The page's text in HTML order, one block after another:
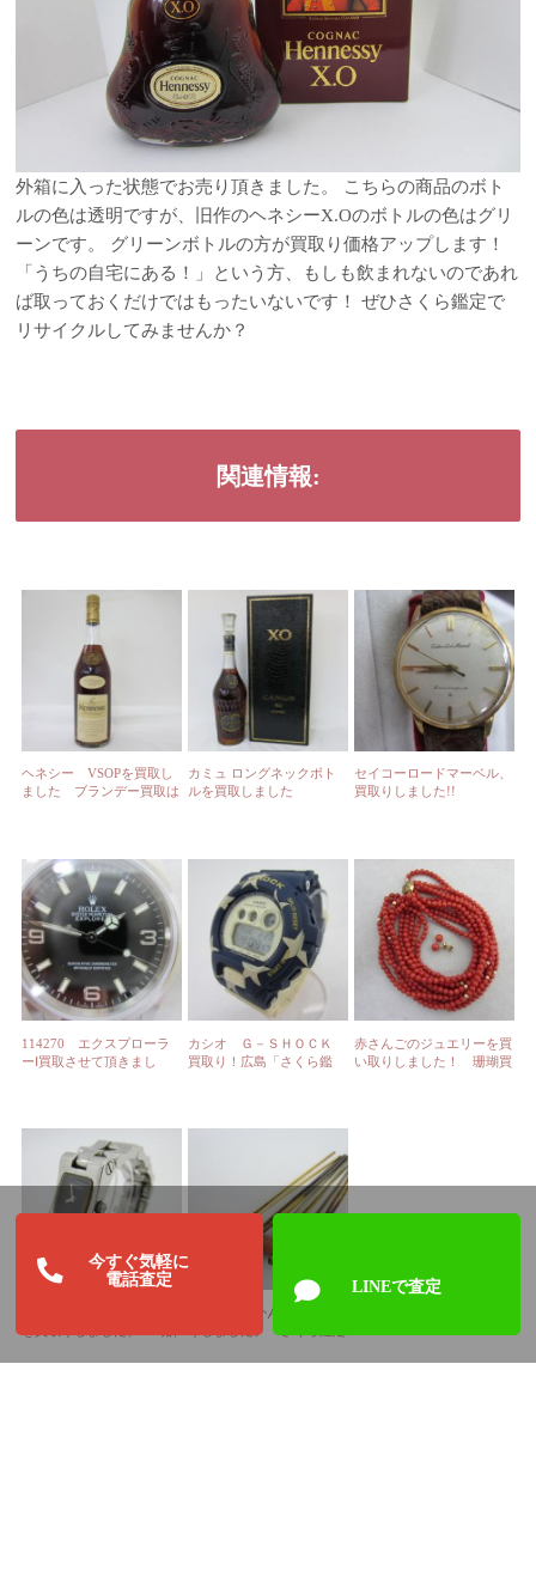
外箱に入った状態でお売り頂きました。 こちらの商品のボト
ルの色は透明ですが、旧作のヘネシーX.Oのボトルの色はグリ
ーンです。 グリーンボトルの方が買取り価格アップします！
「うちの自宅にある！」という方、もしも飲まれないのであれ
ば取っておくだけではもったいないです！ ぜひさくら鑑定で
リサイクルしてみませんか？
関連情報:
ヘネシー VSOPを買取し
ました ブランデー買取は
カミュ ロングネックボト
ルを買取しました
セイコーロードマーベル、
買取りしました!!
114270 エクスプローラ
ーⅠ買取させて頂きまし
カシオ Ｇ－ＳＨＯＣＫ
買取り！広島「さくら鑑
赤さんごのジュエリーを買
い取りしました！ 珊瑚買
より
赤サンゴのかんざしを買取
りしました。 さくら鑑定
今すぐ気軽に
電話査定
LINEで査定